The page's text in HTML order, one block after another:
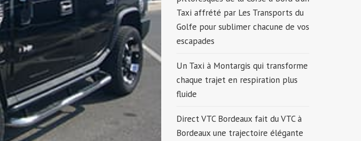
Taxi affrété par Les Transports du
Golfe pour sublimer chacune de vos
escapades
Un Taxi à Montargis qui transforme
chaque trajet en respiration plus
fluide
Direct VTC Bordeaux fait du VTC à
Bordeaux une trajectoire élégante